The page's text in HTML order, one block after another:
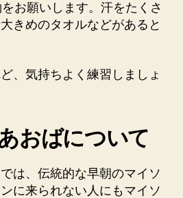
お願いします。汗をたくさ
きめのタオルなどがあると
、気持ちよく練習しましょ
おばについて
は、伝統的な早朝のマイソ
に来られない人にもマイソ